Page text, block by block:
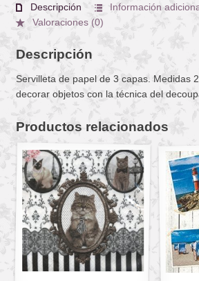
Descripción
Información
Valoraciones (0)
Descripción
Servilleta de papel de 3 capas. Medidas
decorar objetos con la técnica del
Productos relacionados